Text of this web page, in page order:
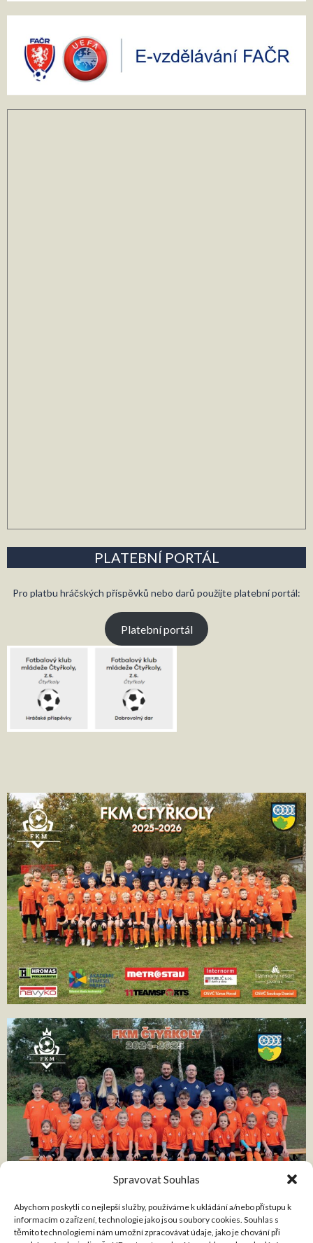
Spravovat Souhlas
Abychom poskytli co nejlepší služby, používáme k ukládání a/nebo přístupu k
informacím o zařízení, technologie jako jsou soubory cookies. Souhlas s
těmito technologiemi nám umožní zpracovávat údaje, jako je chování při
PLATEBNÍ PORTÁL
Pro platbu hráčských příspěvků nebo darů použijte platební portál:
Platební portál